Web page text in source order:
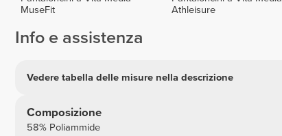
MuseFit
Athleisure
Info e assistenza
Vedere tabella delle misure nella descrizione
Composizione
58% Poliammide